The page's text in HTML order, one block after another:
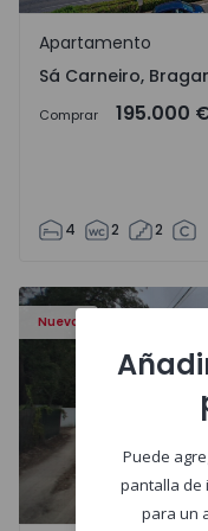
Sá Carneiro,
Apartamento
Sá Carneiro,
Comprar 195.000
4 2 2
Nuevo
Apartamento T3
Puede
pantalla de
para un